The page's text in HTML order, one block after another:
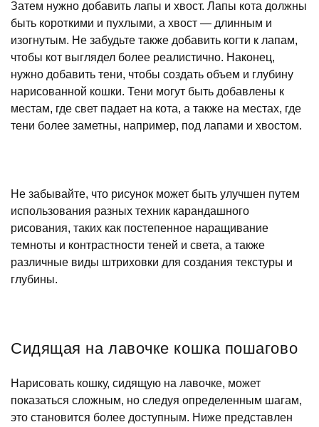
Затем нужно добавить лапы и хвост. Лапы кота должны
быть короткими и пухлыми, а хвост — длинным и
изогнутым. Не забудьте также добавить когти к лапам,
чтобы кот выглядел более реалистично. Наконец,
нужно добавить тени, чтобы создать объем и глубину
нарисованной кошки. Тени могут быть добавлены к
местам, где свет падает на кота, а также на местах, где
тени более заметны, например, под лапами и хвостом.
Не забывайте, что рисунок может быть улучшен путем
использования разных техник карандашного
рисования, таких как постепенное наращивание
темноты и контрастности теней и света, а также
различные виды штриховки для создания текстуры и
глубины.
Сидящая на лавочке кошка пошагово
Нарисовать кошку, сидящую на лавочке, может
показаться сложным, но следуя определенным шагам,
это становится более доступным. Ниже представлен